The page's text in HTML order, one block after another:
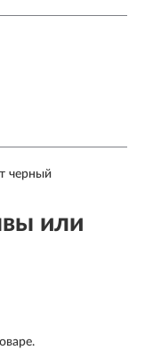
черный
или